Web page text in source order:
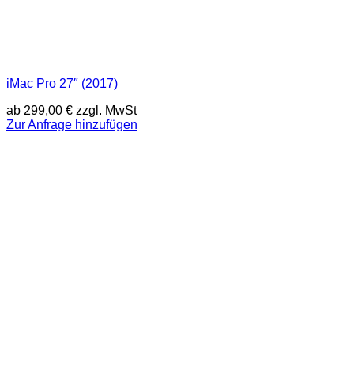
iMac Pro 27″ (2017)
ab 299,00 € zzgl. MwSt
Zur Anfrage hinzufügen